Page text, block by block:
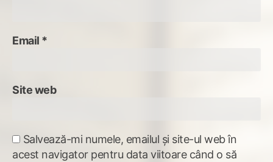
Email *
Site web
Salvează-mi numele, emailul și site-ul web în
acest navigator pentru data viitoare când o să